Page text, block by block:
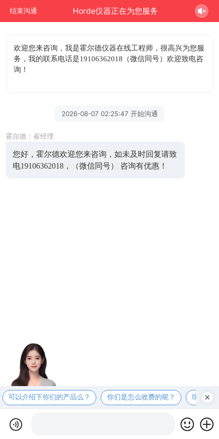
结束沟通 Horde仪器正在为您服务
欢迎您来咨询 ，我是霍尔德仪器在线工程师，很高兴为您服
务，我的联系电话是19106362018（微信同号）欢迎致电咨
询！
2026-08-07 02:25:47 开始沟通
霍尔德：崔经理
您好，霍尔德欢迎您来咨询，如未及时回复请致
电19106362018，（微信同号） 咨询有优惠！
可以介绍下你们的产品么？ 你们是怎么收费的呢？ 现在有